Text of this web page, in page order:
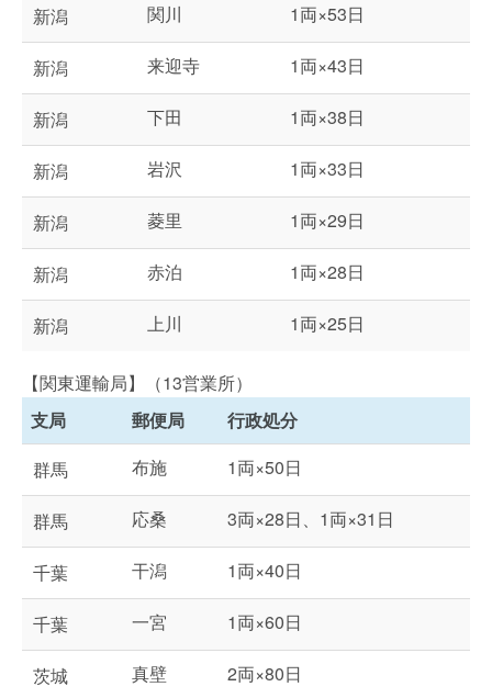
新潟 関川 1両×53日
新潟 来迎寺 1両×43日
新潟 下田 1両×38日
新潟 岩沢 1両×33日
新潟 菱里 1両×29日
新潟 赤泊 1両×28日
新潟 上川 1両×25日
【関東運輸局】（13営業所）
支局
郵便局
行政処分
群馬
布施 1両×50日
群馬 応桑 3両×28日、1両×31日
千葉 干潟 1両×40日
千葉 一宮 1両×60日
茨城 真壁 2両×80日